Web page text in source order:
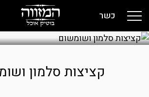
כשר
קציצות סלמון